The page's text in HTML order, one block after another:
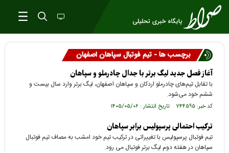
برچسب ها - تیم فوتبال سپاهان اصفهان
آغاز فصل جدید لیگ برتر با جدال چادرملو و سپاهان
با تقابل تیم‌های چادرملو اردکان و سپاهان اصفهان، لیگ برتر وارد سال بیست و
ششم خود می‌شود.
کد خبر: ۷۴۴۵۹۵ تاریخ انتشار : ۱۴۰۵/۰۵/۰۶
ترکیب احتمالی پرسپولیس برابر سپاهان
تیم فوتبال پرسپولیس با تغییراتی در ترکیب تیم خود امشب به مصاف تیم فوتبال
سپاهان در هفته دوم لیگ برتر فوتبال می رود.